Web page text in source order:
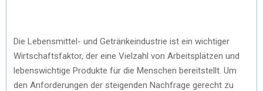
Die Lebensmittel- und Getränkeindustrie ist ein wichtiger
Wirtschaftsfaktor, der eine Vielzahl von Arbeitsplätzen und
lebenswichtige Produkte für die Menschen bereitstellt. Um
den Anforderungen der steigenden Nachfrage gerecht zu